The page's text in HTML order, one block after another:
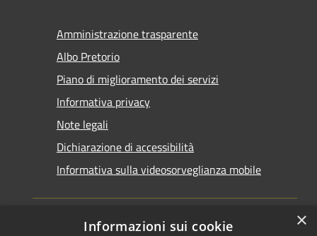
Amministrazione trasparente
Albo Pretorio
Piano di miglioramento dei servizi
Informativa privacy
Note legali
Dichiarazione di accessibilità
Informativa sulla videosorveglianza mobile
×
Informazioni sui cookie